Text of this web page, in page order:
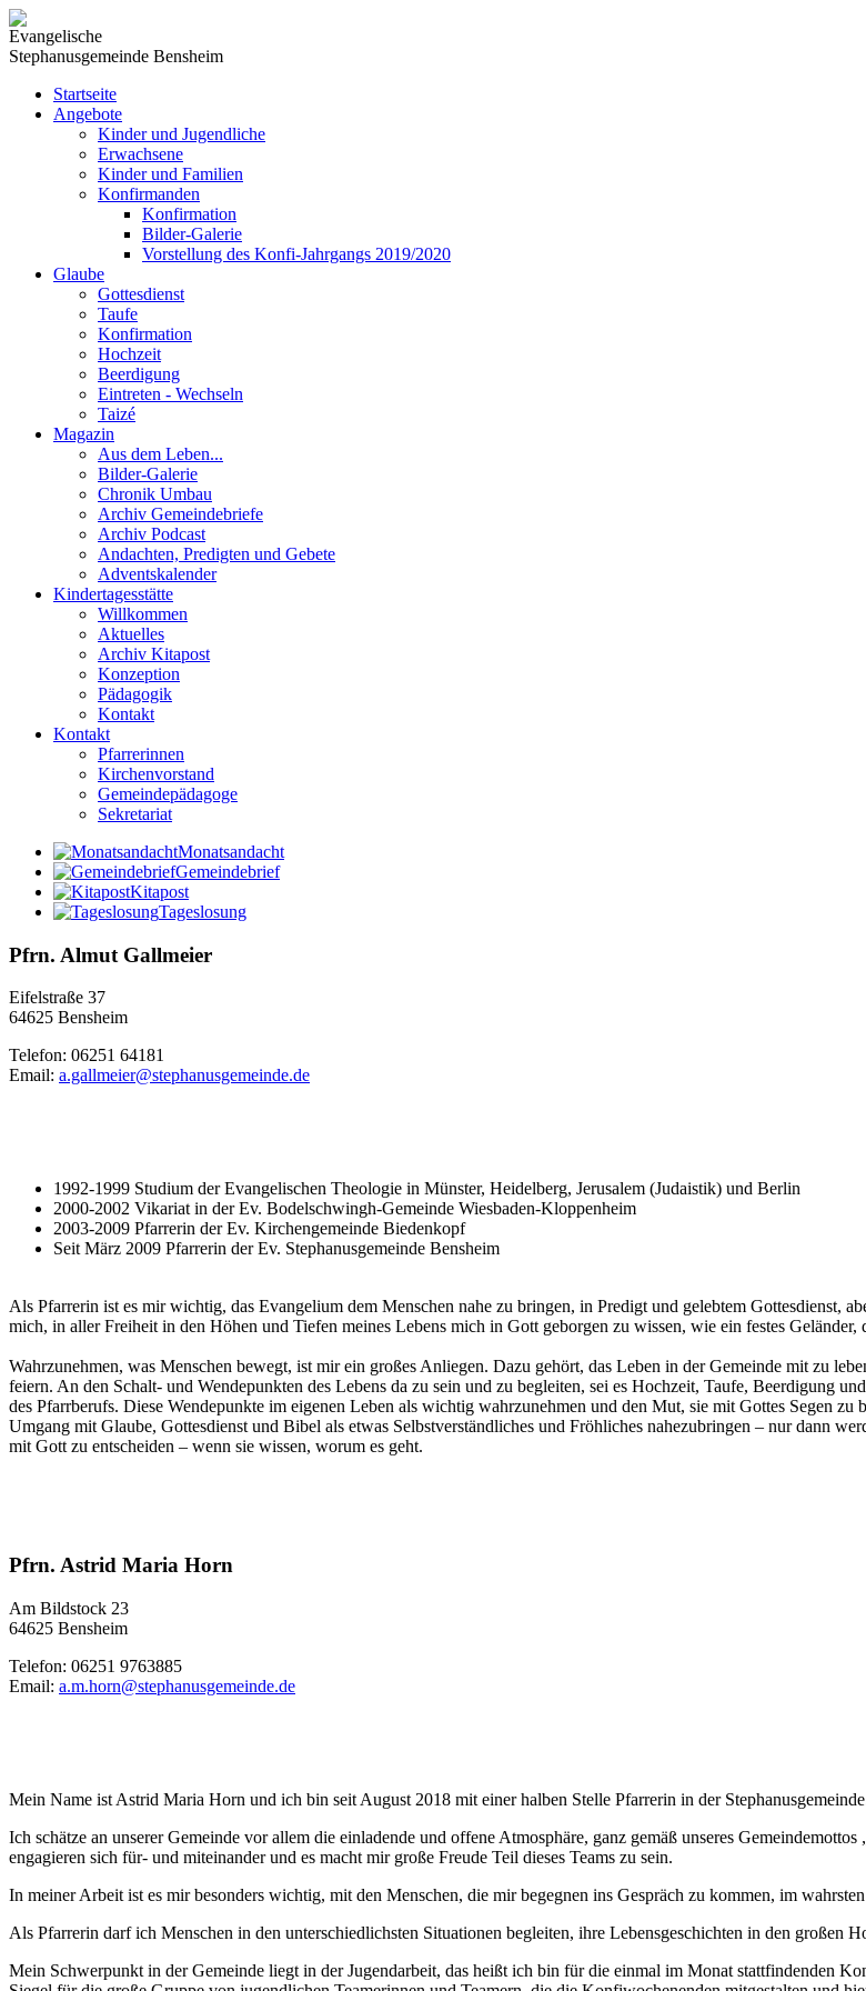
Evangelische
Stephanusgemeinde Bensheim
Startseite
Angebote
Kinder und Jugendliche
Erwachsene
Kinder und Familien
Konfirmanden
Konfirmation
Bilder-Galerie
Vorstellung des Konfi-Jahrgangs 2019/2020
Glaube
Gottesdienst
Taufe
Konfirmation
Hochzeit
Beerdigung
Eintreten - Wechseln
Taizé
Magazin
Aus dem Leben...
Bilder-Galerie
Chronik Umbau
Archiv Gemeindebriefe
Archiv Podcast
Andachten, Predigten und Gebete
Adventskalender
Kindertagesstätte
Willkommen
Aktuelles
Archiv Kitapost
Konzeption
Pädagogik
Kontakt
Kontakt
Pfarrerinnen
Kirchenvorstand
Gemeindepädagoge
Sekretariat
Monatsandacht
Gemeindebrief
Kitapost
Tageslosung
Pfrn. Almut Gallmeier
Eifelstraße 37
64625 Bensheim
Telefon: 06251 64181
Email: a.gallmeier@stephanusgemeinde.de
1992-1999 Studium der Evangelischen Theologie in Münster, Heidelberg, Jerusalem (Judaistik) und Berlin
2000-2002 Vikariat in der Ev. Bodelschwingh-Gemeinde Wiesbaden-Kloppenheim
2003-2009 Pfarrerin der Ev. Kirchengemeinde Biedenkopf
Seit März 2009 Pfarrerin der Ev. Stephanusgemeinde Bensheim
Als Pfarrerin ist es mir wichtig, das Evangelium dem Menschen nahe zu bringen, in Predigt und gelebtem Gottesdienst,
mich, in aller Freiheit in den Höhen und Tiefen meines Lebens mich in Gott geborgen zu wissen, wie ein festes Geländer,
Wahrzunehmen, was Menschen bewegt, ist mir ein großes Anliegen. Dazu gehört, das Leben in der Gemeinde mit zu
feiern. An den Schalt- und Wendepunkten des Lebens da zu sein und zu begleiten, sei es Hochzeit, Taufe, Beerdigung
des Pfarrberufs. Diese Wendepunkte im eigenen Leben als wichtig wahrzunehmen und den Mut, sie mit Gottes Segen
Umgang mit Glaube, Gottesdienst und Bibel als etwas Selbstverständliches und Fröhliches nahezubringen – nur dann
mit Gott zu entscheiden – wenn sie wissen, worum es geht.
Pfrn. Astrid Maria Horn
Am Bildstock 23
64625 Bensheim
Telefon: 06251 9763885
Email: a.m.horn@stephanusgemeinde.de
Mein Name ist Astrid Maria Horn und ich bin seit August 2018 mit einer halben Stelle Pfarrerin in der
Ich schätze an unserer Gemeinde vor allem die einladende und offene Atmosphäre, ganz gemäß unseres
engagieren sich für- und miteinander und es macht mir große Freude Teil dieses Teams zu sein.
In meiner Arbeit ist es mir besonders wichtig, mit den Menschen, die mir begegnen ins Gespräch zu kommen, im
Als Pfarrerin darf ich Menschen in den unterschiedlichsten Situationen begleiten, ihre Lebensgeschichten in den großen
Mein Schwerpunkt in der Gemeinde liegt in der Jugendarbeit, das heißt ich bin für die einmal im Monat stattfindenden